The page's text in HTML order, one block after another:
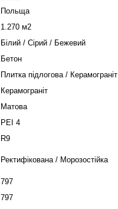
Польща
1.270 м2
Білий / Сірий / Бежевий
Бетон
Плитка підлогова / Керамограніт
Керамограніт
Матова
PEI 4
R9
Ректифікована / Морозостійка
797
797